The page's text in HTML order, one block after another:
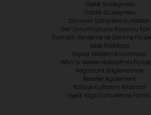
Üyelik Sözleşmesi
Gizlilik Sözleşmesi
Domain Sahiplerinin Hakları
Veri Sorumlusuna Başvuru
Domain Yenileme ve Silinme
İade Politikası
Kişisel Verilerin Korunması
Who is Verileri Hatırlatma
Registrant Bilgilendirme
Reseller Agreement
Kötüye Kullanım Bildirimi
Üyelik Bilgi Güncelleme Formu